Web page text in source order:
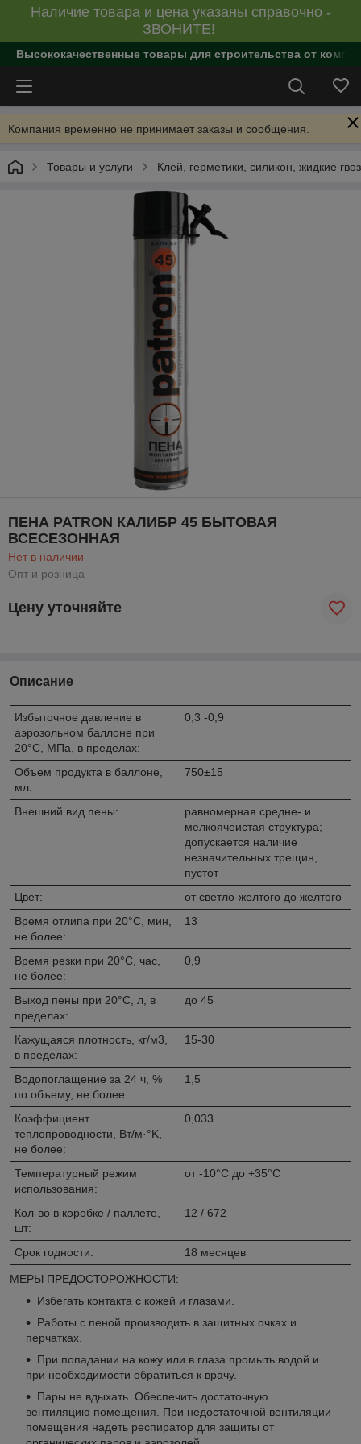
Наличие товара и цена указаны справочно -
ЗВОНИТЕ!
Высококачественные товары для строительства от
Компания временно не принимает заказы и сообщения.
Товары и услуги Клей, герметики, силикон, жидкие
ПЕНА PATRON КАЛИБР 45 БЫТОВАЯ
ВСЕСЕЗОННАЯ
Нет в наличии
Опт и розница
Цену уточняйте
Описание
Избыточное давление в
аэрозольном баллоне при
20°C, МПа, в пределах:
0,3 -0,9
Объем продукта в баллоне,
мл:
750±15
Внешний вид пены:
равномерная средне- и
мелкоячеистая структура;
допускается наличие
незначительных трещин,
пустот
Цвет:
от светло-желтого до желтого
Время отлипа при 20°C, мин,
не более:
13
Время резки при 20°C, час,
не более:
0,9
Выход пены при 20°C, л, в
пределах:
до 45
Кажущаяся плотность, кг/м3,
в пределах:
15-30
Водопоглащение за 24 ч, %
по объему, не более:
1,5
Коэффициент
теплопроводности, Вт/м·°K,
не более:
0,033
Температурный режим
использования:
от -10°C до +35°C
Кол-во в коробке / паллете,
шт:
12 / 672
Срок годности: 18 месяцев
МЕРЫ ПРЕДОСТОРОЖНОСТИ:
Избегать контакта с кожей и глазами.
Работы с пеной производить в защитных очках и
перчатках.
При попадании на кожу или в глаза промыть водой и
при необходимости обратиться к врачу.
Пары не вдыхать. Обеспечить достаточную
вентиляцию помещения. При недостаточной вентиляции
помещения надеть респиратор для защиты от